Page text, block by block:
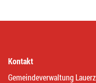
Kontakt
Gemeindeverwaltung Lauerz